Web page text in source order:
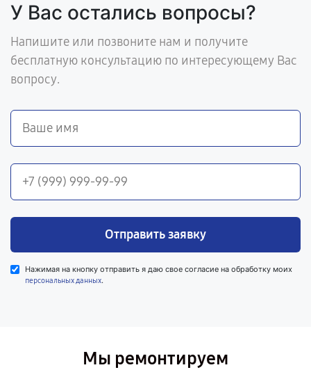
У Вас остались вопросы?
Напишите или позвоните нам и получите
бесплатную консультацию по интересующему Вас
вопросу.
Отправить заявку
Нажимая на кнопку отправить я даю свое согласие на обработку моих
персональных данных.
Мы ремонтируем